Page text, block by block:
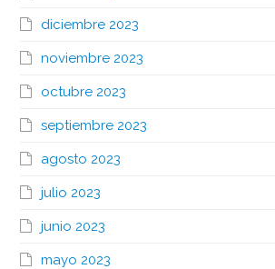
diciembre 2023
noviembre 2023
octubre 2023
septiembre 2023
agosto 2023
julio 2023
junio 2023
mayo 2023